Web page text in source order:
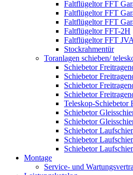
Faltflügeltor FFT
Faltflügeltor FFT
Faltflügeltor FFT
Faltflügeltor FFT-2H
Faltflügeltor FFT
Stockrahmentür
Toranlagen schieben/
Schiebetor
Schiebetor
Schiebetor
Schiebetor
Teleskop-Schiebetor
Schiebetor
Schiebetor
Schiebetor
Schiebetor
Schiebetor
Montage
Service- und